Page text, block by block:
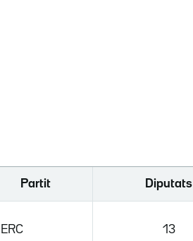
Partit Diputats
ERC 13